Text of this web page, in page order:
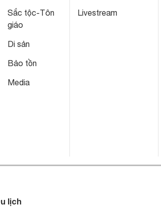
Sắc tộc-Tôn
giáo
Di sản
Bảo tồn
Media
Livestream
lịch